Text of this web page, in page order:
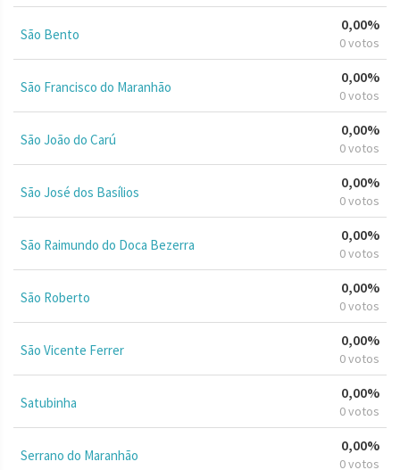
São Bento
0,00%
0 votos
São Francisco do Maranhão
0,00%
0 votos
São João do Carú
0,00%
0 votos
São José dos Basílios
0,00%
0 votos
São Raimundo do Doca Bezerra
0,00%
0 votos
São Roberto
0,00%
0 votos
São Vicente Ferrer
0,00%
0 votos
Satubinha
0,00%
0 votos
Serrano do Maranhão
0,00%
0 votos